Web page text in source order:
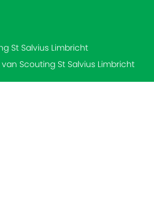
St Salvius Limbricht
Scouting St Salvius Limbricht